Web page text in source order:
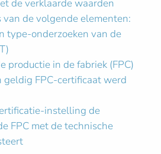
de verklaarde waarden
van de volgende elementen:
type-onderzoeken van de
productie in de fabriek (FPC)
geldig FPC-certificaat werd
instelling de
FPC met de technische